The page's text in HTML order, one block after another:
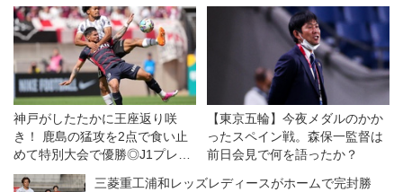
神戸がしたたかに王座返り咲
き！ 鹿島の猛攻を2点で食い止
めて特別大会で優勝◎J1プレー
オフ第2戦
【東京五輪】今夜メダルのかか
ったスペイン戦。森保一監督は
前日会見で何を語ったか？
三菱重工浦和レッズレディースがホームで完封勝